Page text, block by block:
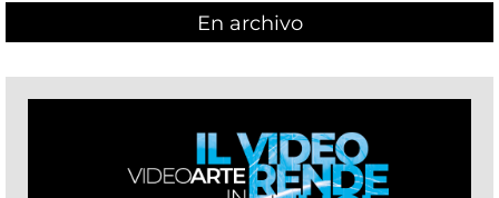
En archivo